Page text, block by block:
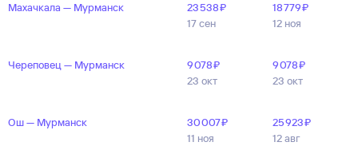
Махачкала — Мурманск
23 ⁠538 ⁠₽
17 сен
18 ⁠779 ⁠₽
12 ноя
Череповец — Мурманск
9 ⁠078 ⁠₽
23 окт
9 ⁠078 ⁠₽
23 окт
Ош — Мурманск
30 ⁠007 ⁠₽
11 ноя
25 ⁠923 ⁠₽
12 авг